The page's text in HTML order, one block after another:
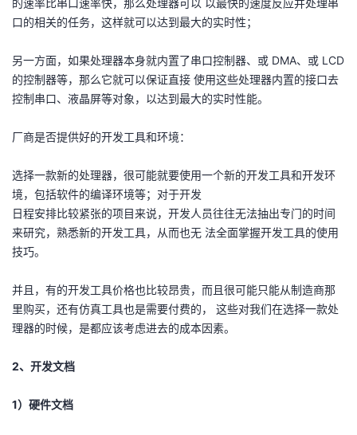
的速率比串口速率快，那么处理器可以 以最快的速度反应并处理串
口的相关的任务，这样就可以达到最大的实时性；
另一方面，如果处理器本身就内置了串口控制器、或 DMA、或 LCD
的控制器等，那么它就可以保证直接 使用这些处理器内置的接口去
控制串口、液晶屏等对象，以达到最大的实时性能。
厂商是否提供好的开发工具和环境：
选择一款新的处理器，很可能就要使用一个新的开发工具和开发环
境，包括软件的编译环境等；对于开发
日程安排比较紧张的项目来说，开发人员往往无法抽出专门的时间
来研究，熟悉新的开发工具，从而也无 法全面掌握开发工具的使用
技巧。
并且，有的开发工具价格也比较昂贵，而且很可能只能从制造商那
里购买，还有仿真工具也是需要付费的， 这些对我们在选择一款处
理器的时候，是都应该考虑进去的成本因素。
2、开发文档
1）硬件文档